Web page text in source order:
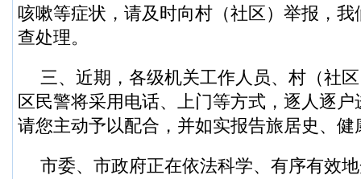
咳嗽等症状，请及时向村（社区）举报，
查处理。
三、近期，各级机关工作人员、村（社
区民警将采用电话、上门等方式，逐人逐户
请您主动予以配合，并如实报告旅居史、健
市委、市政府正在依法科学、有序有效